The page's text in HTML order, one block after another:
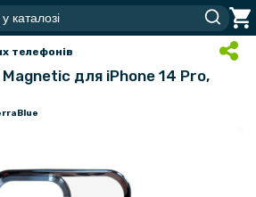
телефонів
для iPhone 14 Pro,